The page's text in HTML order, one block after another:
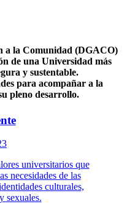
a la Comunidad (DGACO)
de una Universidad más
y sustentable.
para acompañar a la
pleno desarrollo.
universitarios que
necesidades de las
culturales,
sexuales.